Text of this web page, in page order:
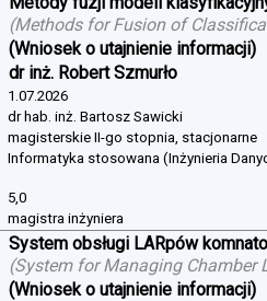
(Methods for Fusion of
(Wniosek o utajnienie informacji)
dr inż. Robert Szmurło
1.07.2026
dr hab. inż. Bartosz Sawicki
magisterskie II-go stopnia, stacjonarne
Informatyka stosowana (Inżynieria
5,0
magistra inżyniera
System obsługi LARpów
(System for Managing Chamber
(Wniosek o utajnienie informacji)